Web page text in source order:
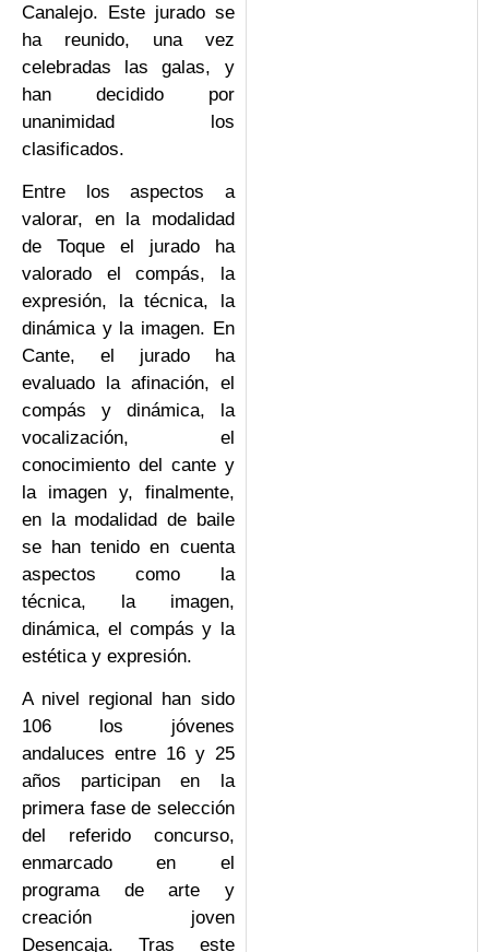
Canalejo. Este jurado se
ha reunido, una vez
celebradas las galas, y
han decidido por
unanimidad los
clasificados.
Entre los aspectos a
valorar, en la modalidad
de Toque el jurado ha
valorado el compás, la
expresión, la técnica, la
dinámica y la imagen. En
Cante, el jurado ha
evaluado la afinación, el
compás y dinámica, la
vocalización, el
conocimiento del cante y
la imagen y, finalmente,
en la modalidad de baile
se han tenido en cuenta
aspectos como la
técnica, la imagen,
dinámica, el compás y la
estética y expresión.
A nivel regional han sido
106 los jóvenes
andaluces entre 16 y 25
años participan en la
primera fase de selección
del referido concurso,
enmarcado en el
programa de arte y
creación joven
Desencaja. Tras este